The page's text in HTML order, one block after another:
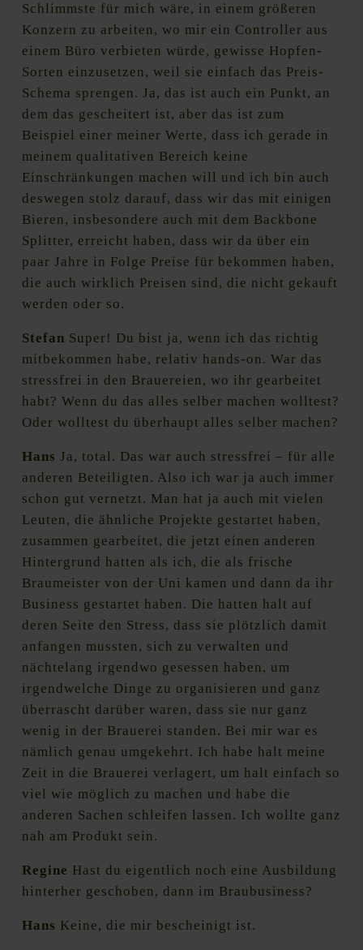
Schlimmste für mich wäre, in einem größeren
Konzern zu arbeiten, wo mir ein Controller aus
einem Büro verbieten würde, gewisse Hopfen-
Sorten einzusetzen, weil sie einfach das Preis-
Schema sprengen. Ja, das ist auch ein Punkt, an
dem das gescheitert ist, aber das ist zum
Beispiel einer meiner Werte, dass ich gerade in
meinem qualitativen Bereich keine
Einschränkungen machen will und ich bin auch
deswegen stolz darauf, dass wir das mit einigen
Bieren, insbesondere auch mit dem Backbone
Splitter, erreicht haben, dass wir da über ein
paar Jahre in Folge Preise für bekommen haben,
die auch wirklich Preisen sind, die nicht gekauft
werden oder so.
Stefan Super! Du bist ja, wenn ich das richtig
mitbekommen habe, relativ hands-on. War das
stressfrei in den Brauereien, wo ihr gearbeitet
habt? Wenn du das alles selber machen wolltest?
Oder wolltest du überhaupt alles selber machen?
Hans Ja, total. Das war auch stressfrei – für alle
anderen Beteiligten. Also ich war ja auch immer
schon gut vernetzt. Man hat ja auch mit vielen
Leuten, die ähnliche Projekte gestartet haben,
zusammen gearbeitet, die jetzt einen anderen
Hintergrund hatten als ich, die als frische
Braumeister von der Uni kamen und dann da ihr
Business gestartet haben. Die hatten halt auf
deren Seite den Stress, dass sie plötzlich damit
anfangen mussten, sich zu verwalten und
nächtelang irgendwo gesessen haben, um
irgendwelche Dinge zu organisieren und ganz
überrascht darüber waren, dass sie nur ganz
wenig in der Brauerei standen. Bei mir war es
nämlich genau umgekehrt. Ich habe halt meine
Zeit in die Brauerei verlagert, um halt einfach so
viel wie möglich zu machen und habe die
anderen Sachen schleifen lassen. Ich wollte ganz
nah am Produkt sein.
Regine Hast du eigentlich noch eine Ausbildung
hinterher geschoben, dann im Braubusiness?
Hans Keine, die mir bescheinigt ist.